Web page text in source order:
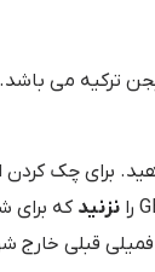
ترکیه می
برای چک
نزنید که برای
فمیلی قبلی خارج